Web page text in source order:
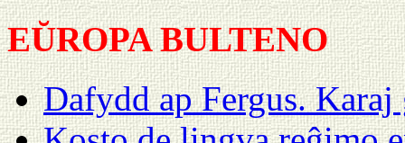
EŬROPA BULTENO
Dafydd ap Fergus. Karaj